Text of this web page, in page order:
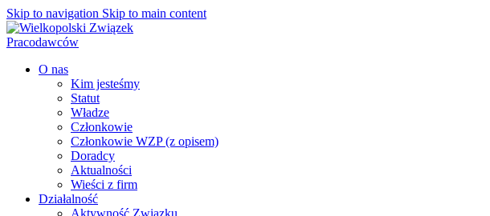
Skip to navigation Skip to main content
O nas
Kim jesteśmy
Statut
Władze
Członkowie
Członkowie WZP (z opisem)
Doradcy
Aktualności
Wieści z firm
Działalność
Aktywność Związku